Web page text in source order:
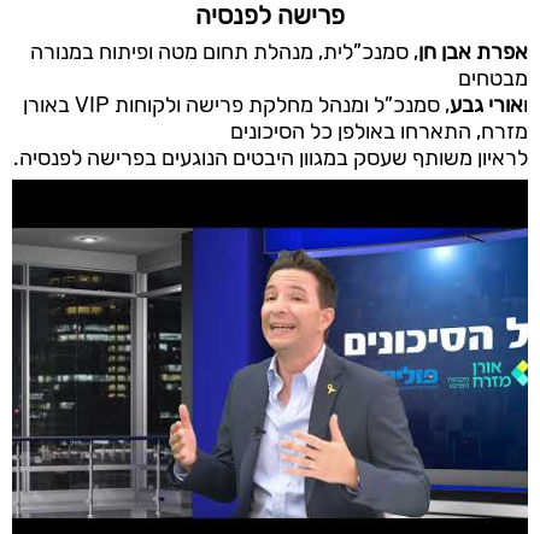
פרישה לפנסיה
אפרת אבן חן, סמנכ”לית, מנהלת תחום מטה ופיתוח במנורה
מבטחים
ואורי גבע
, סמנכ”ל ומנהל מחלקת פרישה ולקוחות VIP באורן
מזרח, התארחו באולפן כל הסיכונים
לראיון משותף שעסק במגוון היבטים הנוגעים בפרישה לפנסיה.